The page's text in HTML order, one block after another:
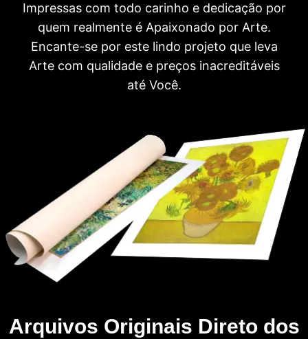
Impressas com todo carinho e dedicação por
quem realmente é Apaixonado por Arte.
Encante-se por este lindo projeto que leva
Arte com qualidade e preços inacreditáveis
até Você.
Arquivos Originais Direto dos